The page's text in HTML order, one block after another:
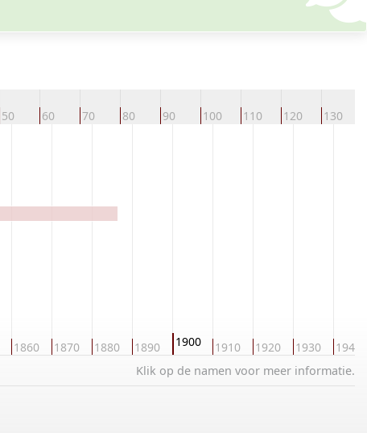
50 60 70 80 90 100 110 120 130
1860 1870 1880 1890 1900 1910 1920 1930 1940
Klik op de namen voor meer informatie.